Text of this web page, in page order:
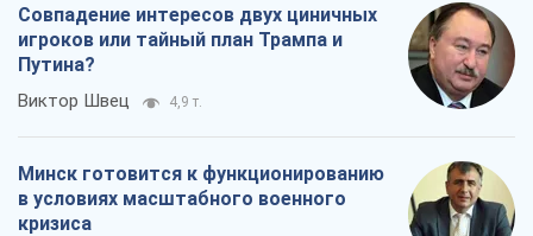
Совпадение интересов двух циничных
игроков или тайный план Трампа и
Путина?
Виктор Швец 4,9 т.
Минск готовится к функционированию
в условиях масштабного военного
кризиса